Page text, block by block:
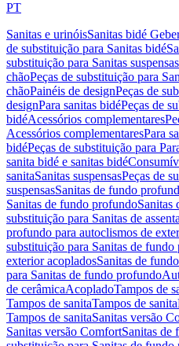
PT
Sanitas e urinóisSanitas bidé
de substituição para Sanitas bidé
substituição para Sanitas suspensas
chãoPeças de substituição para
chãoPainéis de designPeças de
designPara sanitas bidéPeças de
bidéAcessórios complementares
Acessórios complementaresPara
bidéPeças de substituição para
sanita bidé e sanitas bidé
sanitaSanitas suspensasPeças de
suspensasSanitas de fundo
Sanitas de fundo profundoSanitas
substituição para Sanitas de
profundo para autoclismos de
substituição para Sanitas de
exterior acopladosSanitas de
para Sanitas de fundo profundo
de cerâmicaAcopladoTampos de
Tampos de sanitaTampos de sanita
Tampos de sanitaSanitas versão
Sanitas versão ComfortSanitas de